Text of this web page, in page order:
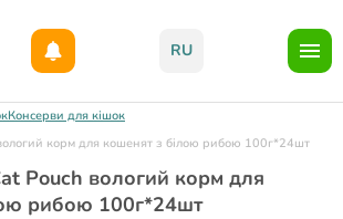
RU
Консерви для кішок
корм для кошенят з білою рибою 100г*24шт
Pouch вологий корм для
рибою 100г*24шт